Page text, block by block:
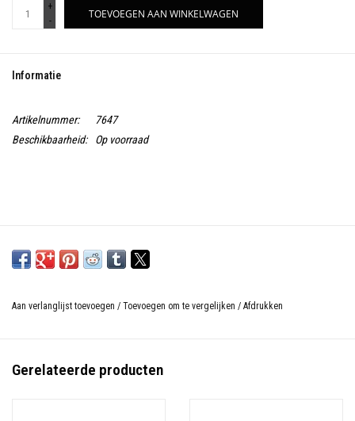
+
-
TOEVOEGEN AAN WINKELWAGEN
Informatie
Artikelnummer:
7647
Beschikbaarheid:
Op voorraad
Aan verlanglijst toevoegen / Toevoegen om te vergelijken / Afdrukken
Gerelateerde producten